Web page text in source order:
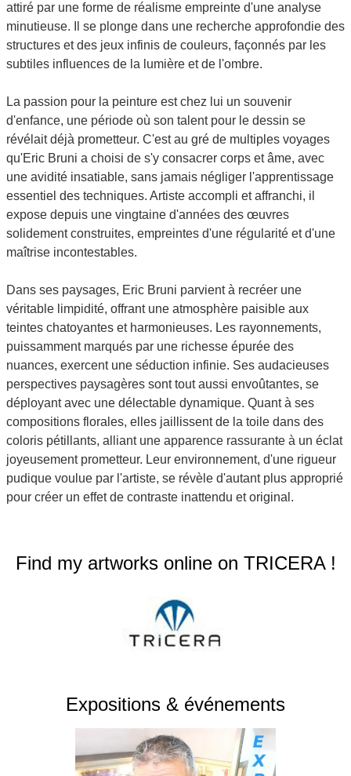
attiré par une forme de réalisme empreinte d'une analyse
minutieuse. Il se plonge dans une recherche approfondie des
structures et des jeux infinis de couleurs, façonnés par les
subtiles influences de la lumière et de l'ombre.
La passion pour la peinture est chez lui un souvenir
d'enfance, une période où son talent pour le dessin se
révélait déjà prometteur. C'est au gré de multiples voyages
qu'Eric Bruni a choisi de s'y consacrer corps et âme, avec
une avidité insatiable, sans jamais négliger l'apprentissage
essentiel des techniques. Artiste accompli et affranchi, il
expose depuis une vingtaine d'années des œuvres
solidement construites, empreintes d'une régularité et d'une
maîtrise incontestables.
Dans ses paysages, Eric Bruni parvient à recréer une
véritable limpidité, offrant une atmosphère paisible aux
teintes chatoyantes et harmonieuses. Les rayonnements,
puissamment marqués par une richesse épurée des
nuances, exercent une séduction infinie. Ses audacieuses
perspectives paysagères sont tout aussi envoûtantes, se
déployant avec une délectable dynamique. Quant à ses
compositions florales, elles jaillissent de la toile dans des
coloris pétillants, alliant une apparence rassurante à un éclat
joyeusement prometteur. Leur environnement, d'une rigueur
pudique voulue par l'artiste, se révèle d'autant plus approprié
pour créer un effet de contraste inattendu et original.
Find my artworks online on TRICERA !
Expositions & événements